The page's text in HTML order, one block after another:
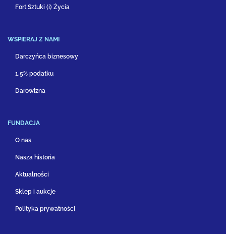
Fort Sztuki (i) Życia
WSPIERAJ Z NAMI
Darczyńca biznesowy
1,5% podatku
Darowizna
FUNDACJA
O nas
Nasza historia
Aktualności
Sklep i aukcje
Polityka prywatności